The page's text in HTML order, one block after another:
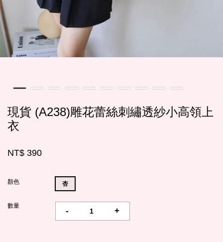
現貨 (A238)雕花蕾絲刺繡透紗小高領上
衣
NT$ 390
顏色 杏
數量
- +